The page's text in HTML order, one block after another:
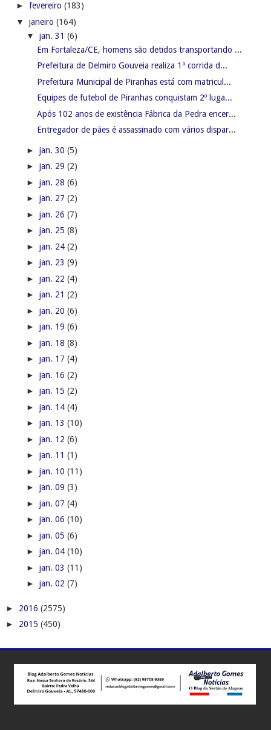
► fevereiro (183)
▼ janeiro (164)
▼ jan. 31 (6)
Em Fortaleza/CE, homens são detidos transportando ...
Prefeitura de Delmiro Gouveia realiza 1ª corrida d...
Prefeitura Municipal de Piranhas está com matricul...
Equipes de futebol de Piranhas conquistam 2º luga...
Após 102 anos de existência Fábrica da Pedra encer...
Entregador de pães é assassinado com vários dispar...
► jan. 30 (5)
► jan. 29 (2)
► jan. 28 (6)
► jan. 27 (2)
► jan. 26 (7)
► jan. 25 (8)
► jan. 24 (2)
► jan. 23 (9)
► jan. 22 (4)
► jan. 21 (2)
► jan. 20 (6)
► jan. 19 (6)
► jan. 18 (8)
► jan. 17 (4)
► jan. 16 (2)
► jan. 15 (2)
► jan. 14 (4)
► jan. 13 (10)
► jan. 12 (6)
► jan. 11 (1)
► jan. 10 (11)
► jan. 09 (3)
► jan. 07 (4)
► jan. 06 (10)
► jan. 05 (6)
► jan. 04 (10)
► jan. 03 (11)
► jan. 02 (7)
► 2016 (2575)
► 2015 (450)